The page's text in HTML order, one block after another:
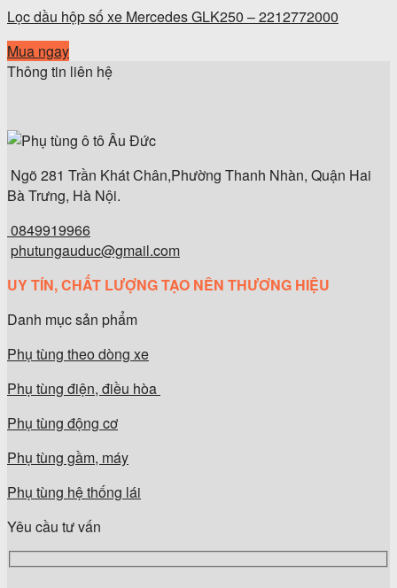
Lọc dầu hộp số xe Mercedes GLK250 – 2212772000
Mua ngay
Thông tin liên hệ
Ngõ 281 Trần Khát Chân,Phường Thanh Nhàn, Quận Hai
Bà Trưng, Hà Nội.
0849919966
phutungauduc@gmail.com
UY TÍN, CHẤT LƯỢNG TẠO NÊN THƯƠNG HIỆU
Danh mục sản phẩm
Phụ tùng theo dòng xe
Phụ tùng điện, điều hòa
Phụ tùng động cơ
Phụ tùng gầm, máy
Phụ tùng hệ thống lái
Yêu cầu tư vấn